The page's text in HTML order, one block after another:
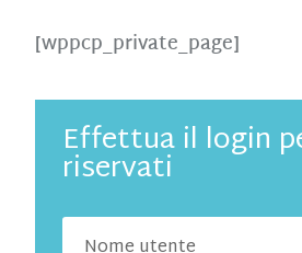
[wppcp_private_page]
Effettua il login
riservati